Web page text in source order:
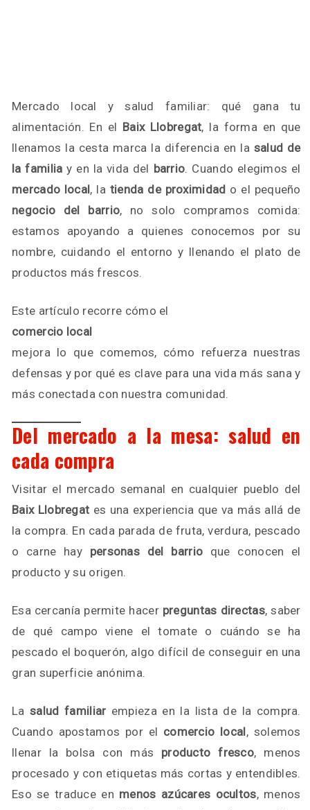
Mercado local y salud familiar: qué gana tu
alimentación. En el Baix Llobregat, la forma en que
llenamos la cesta marca la diferencia en la salud de
la familia y en la vida del barrio. Cuando elegimos el
mercado local, la tienda de proximidad o el pequeño
negocio del barrio, no solo compramos comida:
estamos apoyando a quienes conocemos por su
nombre, cuidando el entorno y llenando el plato de
productos más frescos.
Este artículo recorre cómo el
comercio local
mejora lo que comemos, cómo refuerza nuestras
defensas y por qué es clave para una vida más sana y
más conectada con nuestra comunidad.
Del mercado a la mesa: salud en
cada compra
Visitar el mercado semanal en cualquier pueblo del
Baix Llobregat es una experiencia que va más allá de
la compra. En cada parada de fruta, verdura, pescado
o carne hay personas del barrio que conocen el
producto y su origen.
Esa cercanía permite hacer preguntas directas, saber
de qué campo viene el tomate o cuándo se ha
pescado el boquerón, algo difícil de conseguir en una
gran superficie anónima.
Lasalud familiar empieza en la lista de la compra.
Cuando apostamos por el comercio local, solemos
llenar la bolsa con más producto fresco, menos
procesado y con etiquetas más cortas y entendibles.
Eso se traduce en menos azúcares ocultos, menos